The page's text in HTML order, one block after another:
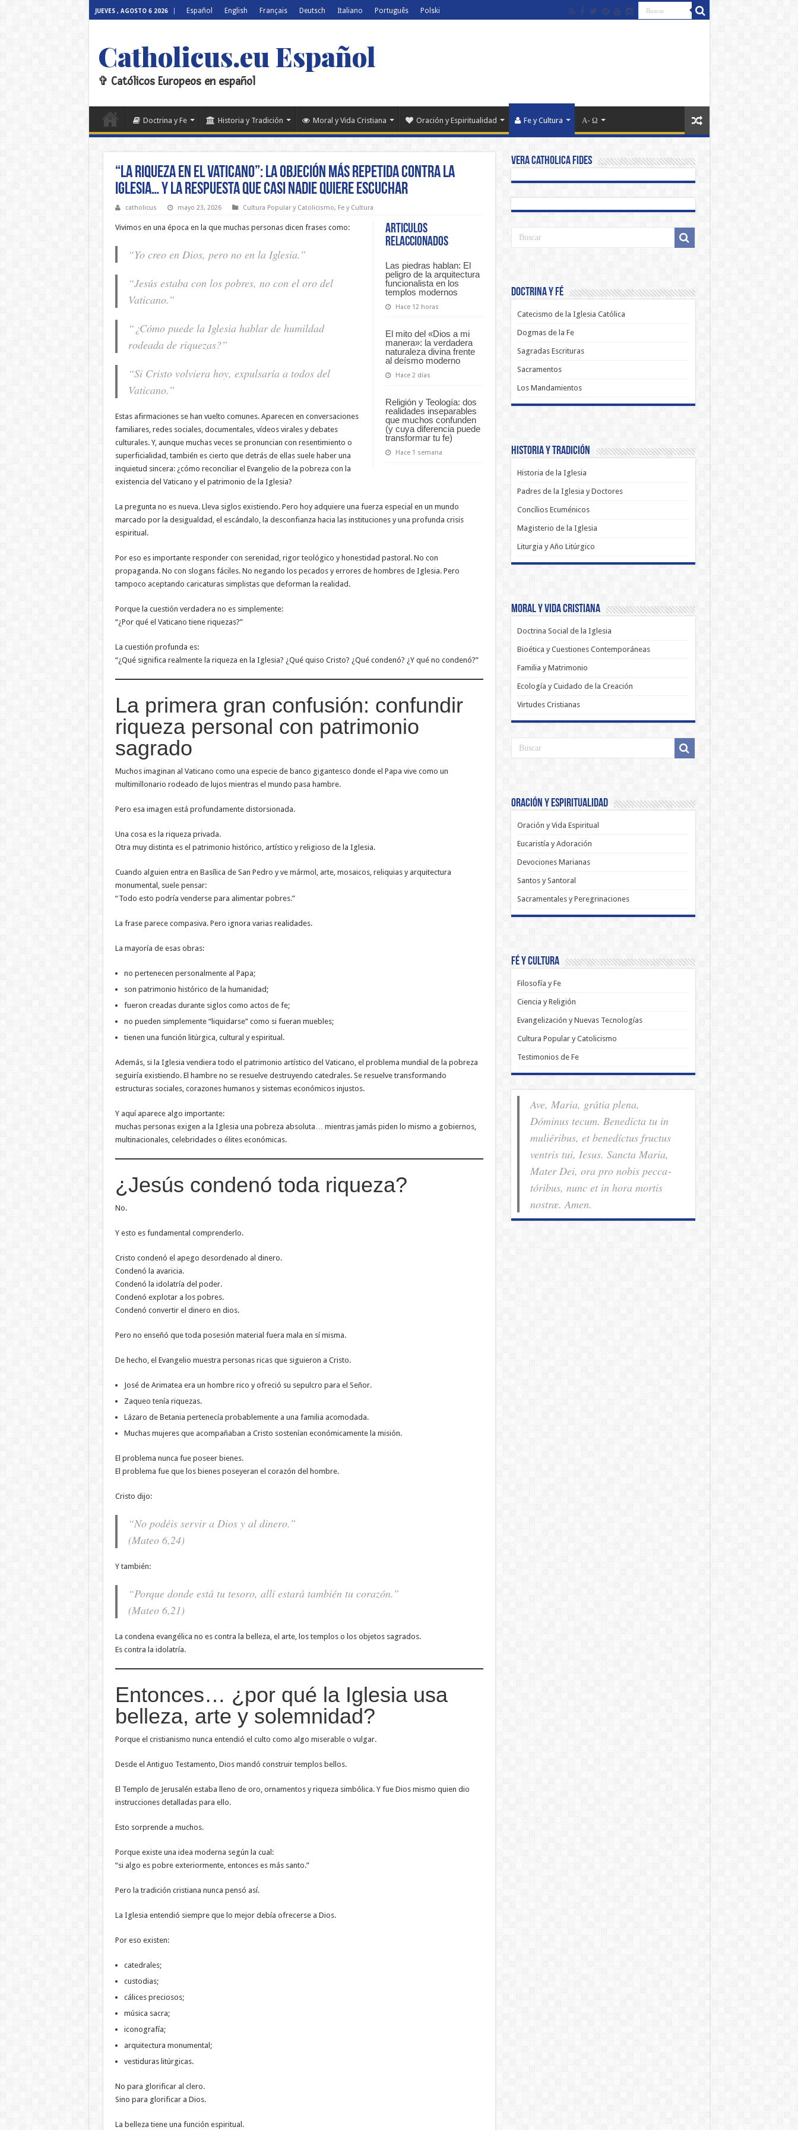
JUEVES , AGOSTO 6 2026 Español English Français Deutsch Italiano Português Polski
Catholicus.eu Español
✞ Católicos Europeos en español
Doctrina y Fe Historia y Tradición Moral y Vida Cristiana Oración y Espiritualidad Fe y Cultura Α- Ω
“La riqueza en el Vaticano”: la objeción más repetida contra la
Iglesia… y la respuesta que casi nadie quiere escuchar
catholicus mayo 23, 2026 Cultura Popular y Catolicismo, Fe y Cultura
Articulos
relaccionados
Las piedras hablan: El
peligro de la arquitectura
funcionalista en los
templos modernos
Hace 12 horas
El mito del «Dios a mi
manera»: la verdadera
naturaleza divina frente
al deísmo moderno
Hace 2 días
Religión y Teología: dos
realidades inseparables
que muchos confunden
(y cuya diferencia puede
transformar tu fe)
Hace 1 semana
Vivimos en una época en la que muchas personas dicen frases como:
“Yo creo en Dios, pero no en la Iglesia.”
“Jesús estaba con los pobres, no con el oro del
Vaticano.”
“¿Cómo puede la Iglesia hablar de humildad
rodeada de riquezas?”
“Si Cristo volviera hoy, expulsaría a todos del
Vaticano.”
Estas afirmaciones se han vuelto comunes. Aparecen en conversaciones
familiares, redes sociales, documentales, vídeos virales y debates
culturales. Y, aunque muchas veces se pronuncian con resentimiento o
superficialidad, también es cierto que detrás de ellas suele haber una
inquietud sincera: ¿cómo reconciliar el Evangelio de la pobreza con la
existencia del Vaticano y el patrimonio de la Iglesia?
La pregunta no es nueva. Lleva siglos existiendo. Pero hoy adquiere una fuerza especial en un mundo
marcado por la desigualdad, el escándalo, la desconfianza hacia las instituciones y una profunda crisis
espiritual.
Por eso es importante responder con serenidad, rigor teológico y honestidad pastoral. No con
propaganda. No con slogans fáciles. No negando los pecados y errores de hombres de Iglesia. Pero
tampoco aceptando caricaturas simplistas que deforman la realidad.
Porque la cuestión verdadera no es simplemente:
“¿Por qué el Vaticano tiene riquezas?”
La cuestión profunda es:
“¿Qué significa realmente la riqueza en la Iglesia? ¿Qué quiso Cristo? ¿Qué condenó? ¿Y qué no condenó?”
La primera gran confusión: confundir
riqueza personal con patrimonio
sagrado
Muchos imaginan al Vaticano como una especie de banco gigantesco donde el Papa vive como un
multimillonario rodeado de lujos mientras el mundo pasa hambre.
Pero esa imagen está profundamente distorsionada.
Una cosa es la riqueza privada.
Otra muy distinta es el patrimonio histórico, artístico y religioso de la Iglesia.
Cuando alguien entra en Basílica de San Pedro y ve mármol, arte, mosaicos, reliquias y arquitectura
monumental, suele pensar:
“Todo esto podría venderse para alimentar pobres.”
La frase parece compasiva. Pero ignora varias realidades.
La mayoría de esas obras:
no pertenecen personalmente al Papa;
son patrimonio histórico de la humanidad;
fueron creadas durante siglos como actos de fe;
no pueden simplemente “liquidarse” como si fueran muebles;
tienen una función litúrgica, cultural y espiritual.
Además, si la Iglesia vendiera todo el patrimonio artístico del Vaticano, el problema mundial de la pobreza
seguiría existiendo. El hambre no se resuelve destruyendo catedrales. Se resuelve transformando
estructuras sociales, corazones humanos y sistemas económicos injustos.
Y aquí aparece algo importante:
muchas personas exigen a la Iglesia una pobreza absoluta… mientras jamás piden lo mismo a gobiernos,
multinacionales, celebridades o élites económicas.
¿Jesús condenó toda riqueza?
No.
Y esto es fundamental comprenderlo.
Cristo condenó el apego desordenado al dinero.
Condenó la avaricia.
Condenó la idolatría del poder.
Condenó explotar a los pobres.
Condenó convertir el dinero en dios.
Pero no enseñó que toda posesión material fuera mala en sí misma.
De hecho, el Evangelio muestra personas ricas que siguieron a Cristo.
José de Arimatea era un hombre rico y ofreció su sepulcro para el Señor.
Zaqueo tenía riquezas.
Lázaro de Betania pertenecía probablemente a una familia acomodada.
Muchas mujeres que acompañaban a Cristo sostenían económicamente la misión.
El problema nunca fue poseer bienes.
El problema fue que los bienes poseyeran el corazón del hombre.
Cristo dijo:
“No podéis servir a Dios y al dinero.”
(Mateo 6,24)
Y también:
“Porque donde está tu tesoro, allí estará también tu corazón.”
(Mateo 6,21)
La condena evangélica no es contra la belleza, el arte, los templos o los objetos sagrados.
Es contra la idolatría.
Entonces… ¿por qué la Iglesia usa
belleza, arte y solemnidad?
Porque el cristianismo nunca entendió el culto como algo miserable o vulgar.
Desde el Antiguo Testamento, Dios mandó construir templos bellos.
El Templo de Jerusalén estaba lleno de oro, ornamentos y riqueza simbólica. Y fue Dios mismo quien dio
instrucciones detalladas para ello.
Esto sorprende a muchos.
Porque existe una idea moderna según la cual:
“si algo es pobre exteriormente, entonces es más santo.”
Pero la tradición cristiana nunca pensó así.
La Iglesia entendió siempre que lo mejor debía ofrecerse a Dios.
Por eso existen:
catedrales;
custodias;
cálices preciosos;
música sacra;
iconografía;
arquitectura monumental;
vestiduras litúrgicas.
No para glorificar al clero.
Sino para glorificar a Dios.
La belleza tiene una función espiritual.
Vera Catholica Fides
Doctrina y Fé
Catecismo de la Iglesia Católica
Dogmas de la Fe
Sagradas Escrituras
Sacramentos
Los Mandamientos
Historia y Tradición
Historia de la Iglesia
Padres de la Iglesia y Doctores
Concílios Ecuménicos
Magisterio de la Iglesia
Liturgia y Año Litúrgico
Moral y Vida Cristiana
Doctrina Social de la Iglesia
Bioética y Cuestiones Contemporáneas
Familia y Matrimonio
Ecología y Cuidado de la Creación
Virtudes Cristianas
Oración y Espiritualidad
Oración y Vida Espiritual
Eucaristía y Adoración
Devociones Marianas
Santos y Santoral
Sacramentales y Peregrinaciones
Fé y Cultura
Filosofía y Fe
Ciencia y Religión
Evangelización y Nuevas Tecnologías
Cultura Popular y Catolicismo
Testimonios de Fe
Ave, Maria, grátia plena,
Dóminus tecum. Benedícta tu in
muliéribus, et benedíctus fructus
ventris tui, Iesus. Sancta Maria,
Mater Dei, ora pro nobis pec­ca­
tóribus, nunc et in hora mortis
nostræ. Amen.